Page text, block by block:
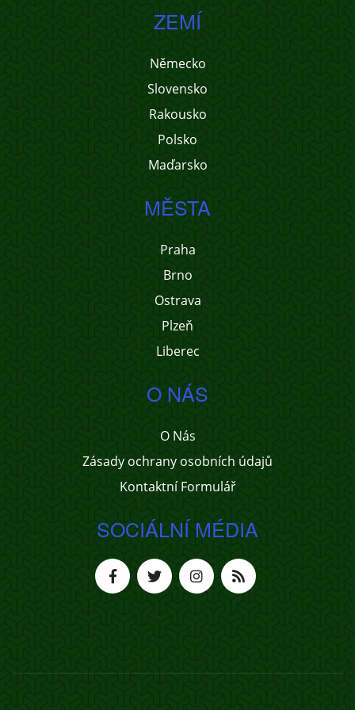
ZEMÍ
Německo
Slovensko
Rakousko
Polsko
Maďarsko
MĚSTA
Praha
Brno
Ostrava
Plzeň
Liberec
O NÁS
O Nás
Zásady ochrany osobních údajů
Kontaktní Formulář
SOCIÁLNÍ MÉDIA